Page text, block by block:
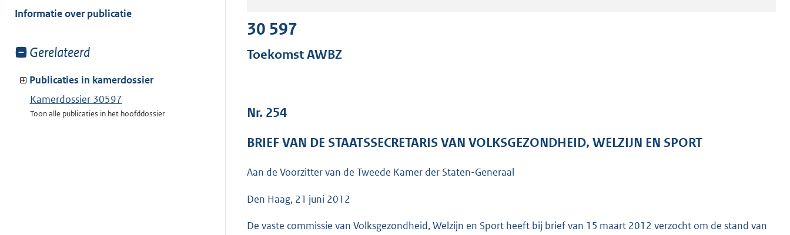
van:
Informatie over publicatie
Toon
van:
Gerelateerd
Publicaties in kamerdossier
Kamerdossier 30597
Toon alle publicaties in het hoofddossier
r
o
:
30 597
Toekomst AWBZ
Nr. 254
BRIEF VAN DE STAATSSECRETARIS VAN VOLKSGEZONDHEID, WELZIJN EN SPORT
Aan de Voorzitter van de Tweede Kamer der Staten-Generaal
Den Haag, 21 juni 2012
De vaste commissie van Volksgezondheid, Welzijn en Sport heeft bij brief van 15 maart 2012 verzocht om de stand van